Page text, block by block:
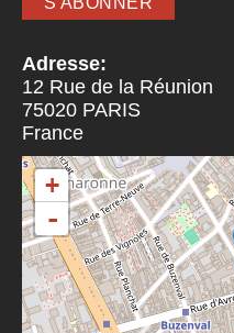
Adresse:
12 Rue de la Réunion
75020 PARIS
France
+
-